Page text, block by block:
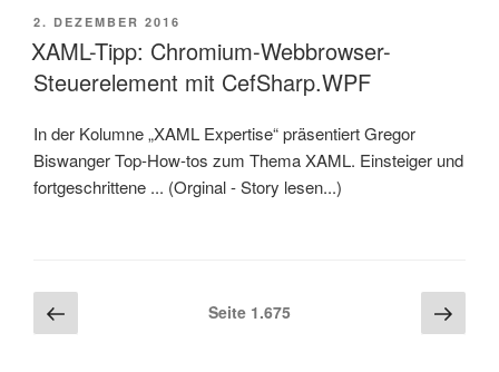
VERÖFFENTLICHT
AM
2. DEZEMBER 2016
XAML-Tipp: Chromium-Webbrowser-
Steuerelement mit CefSharp.WPF
In der Kolumne „XAML Expertise“ präsentiert Gregor
Biswanger Top-How-tos zum Thema XAML. Einsteiger und
fortgeschrittene ... (Orginal - Story lesen...)
Beitragsnavigation
Seite
Seite 1.675
Seite